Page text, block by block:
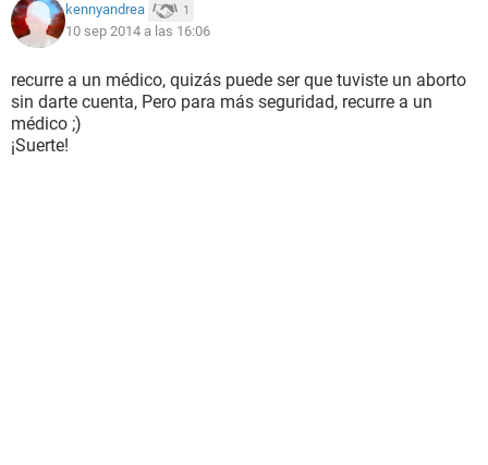
kennyandrea 1
10 sep 2014 a las 16:06
recurre a un médico, quizás puede ser que tuviste un aborto
sin darte cuenta, Pero para más seguridad, recurre a un
médico ;)
¡Suerte!